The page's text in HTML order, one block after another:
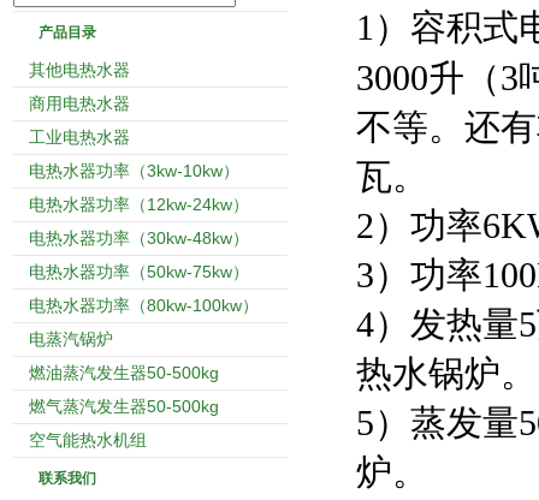
产品目录
其他电热水器
商用电热水器
工业电热水器
电热水器功率（3kw-10kw）
电热水器功率（12kw-24kw）
电热水器功率（30kw-48kw）
电热水器功率（50kw-75kw）
电热水器功率（80kw-100kw）
电蒸汽锅炉
燃油蒸汽发生器50-500kg
燃气蒸汽发生器50-500kg
空气能热水机组
联系我们
1）容积式
3000升（3
不等。还
瓦。
2）功率
3）功率
4）发热量
热水锅炉。
5）蒸发量
炉。